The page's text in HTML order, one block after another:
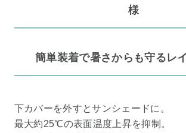
様
簡単装着で暑さからも守るレ
下カバーを外すとサンシェードに。
最大約25℃の表面温度上昇を抑制。